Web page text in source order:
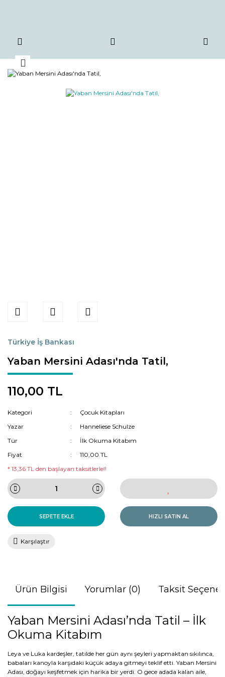
Türkiye İş Bankası
Yaban Mersini Adası'nda Tatil,
110,00 TL
Kategori
Çocuk Kitapları
Yazar
Hanneliese Schulze
Tür
İlk Okuma Kitabım
Fiyat
110,00 TL
* 13,36 TL den başlayan taksitlerle!!
SEPETE EKLE HIZLI SATIN AL
Karşılaştır
Ürün Bilgisi Yorumlar (0) Taksit
Yaban Mersini Adası’nda Tatil – İlk
Okuma Kitabım
Leya ve Luka kardeşler, tatilde her gün aynı şeyleri yapmaktan sıkılınca,
babaları kanoyla karşıdaki küçük adaya gitmeyi teklif etti. Yaban Mersini
Adası, doğayı keşfetmek için harika bir yerdi. O gece adada kalan aile,